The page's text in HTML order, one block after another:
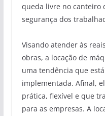
queda livre no canteiro
segurança dos
Visando atender às
obras, a locação de
uma tendência que
implementada. Afinal,
prática, flexível e que
para as empresas. A